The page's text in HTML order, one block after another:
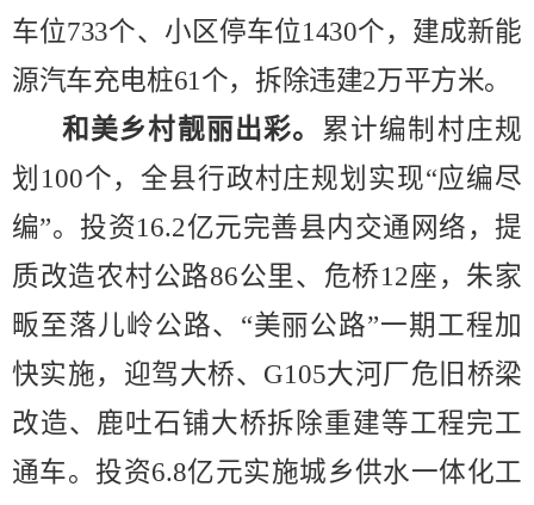
车位733个、小区停车位1430个，建成新能
源汽车充电桩61个，拆除违建2万平方米。
和美乡村靓丽出彩。 累计编制村庄规
划 100个，全县行政村庄规划实现“应编尽
编”。 投资16.2亿元完善县内交通网络，提
质改造农村公路86公里、危桥12座，朱家
畈至落儿岭公路、 “美丽公路”一期工程加
快实施，迎驾大桥、 G105大河厂危旧桥梁
改造、鹿吐石铺大桥拆除重建等工程完工
通车。投资6.8亿元实施城乡供水一体化工